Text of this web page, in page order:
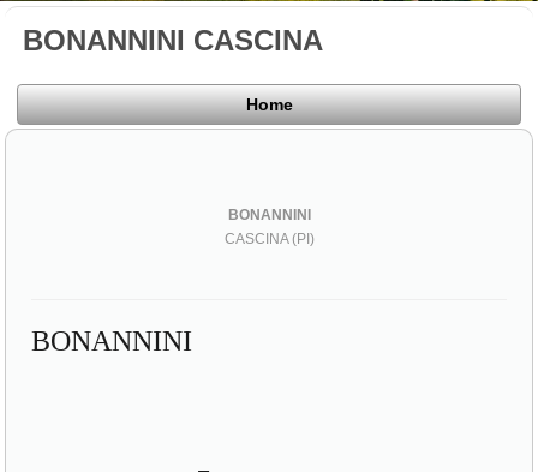
BONANNINI CASCINA
Home
BONANNINI
CASCINA (PI)
BONANNINI